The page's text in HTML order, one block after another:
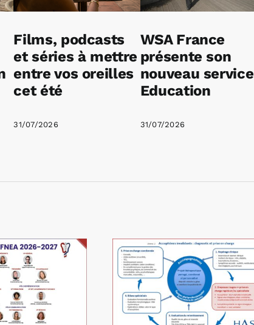
Films, podcasts
et séries à mettre
entre vos oreilles
cet été
31/07/2026
WSA France
présente son
nouveau service
Education
31/07/2026